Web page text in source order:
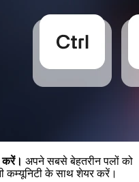
करें। अपने सबसे बेहतरीन पलों को
कम्यूनिटी के साथ शेयर करें।